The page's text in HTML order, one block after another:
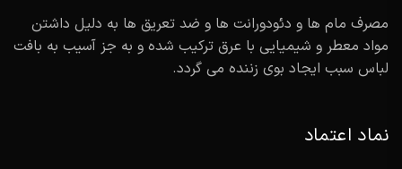
مصرف مام ها و دئودورانت ها و ضد تعریق ها به دلیل داشتن
مواد معطر و شیمیایی با عرق ترکیب شده و به جز آسیب به بافت
لباس سبب ایجاد بوی زننده می گردد.
نماد اعتماد